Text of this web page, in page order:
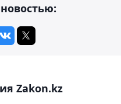
Zakon.kz